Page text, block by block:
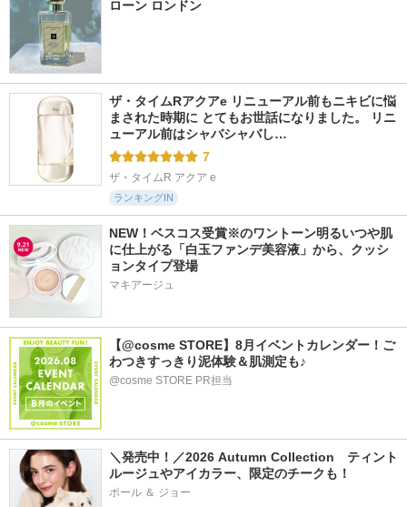
ローン ロンドン
ザ・タイムRアクアe リニューアル前もニキビに悩
まされた時期に とてもお世話になりました。 リニ
ューアル前はシャバシャバし…
7
ザ・タイムR アクア e
ランキングIN
NEW！ベスコス受賞※のワントーン明るいつや肌
に仕上がる「白玉ファンデ美容液」から、クッシ
ョンタイプ登場
マキアージュ
【@cosme STORE】8月イベントカレンダー！ご
わつきすっきり泥体験＆肌測定も♪
@cosme STORE PR担当
＼発売中！／2026 Autumn Collection　ティント
ルージュやアイカラー、限定のチークも！
ポール ＆ ジョー